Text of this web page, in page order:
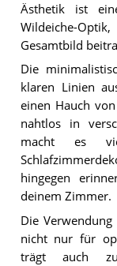
Ästhetik ist
Wildeiche-
Gesamtbild
Die
klaren Linien
einen Hauch
nahtlos in
macht es
hingegen
deinem Zimmer.
Die
nicht nur für
trägt auch